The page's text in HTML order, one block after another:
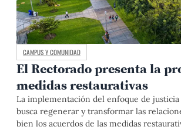
CAMPUS Y COMUNIDAD
El Rectorado presenta la
medidas restaurativas
La implementación del enfoque de
busca regenerar y transformar las
bien los acuerdos de las medidas